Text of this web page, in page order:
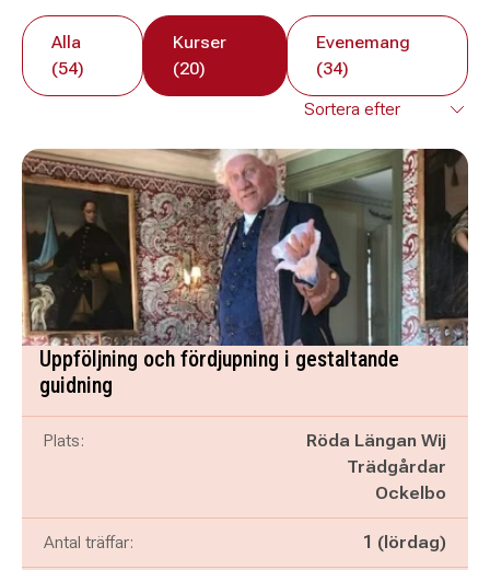
Alla
(54)
Kurser
(20)
Evenemang
(34)
Uppföljning och fördjupning i gestaltande
guidning
Plats:
Röda Längan Wij
Trädgårdar
Ockelbo
Antal träffar: 1 (lördag)